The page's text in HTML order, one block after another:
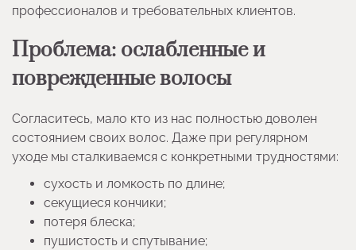
профессионалов и требовательных клиентов.
Проблема: ослабленные и
поврежденные волосы
Согласитесь, мало кто из нас полностью доволен
состоянием своих волос. Даже при регулярном
уходе мы сталкиваемся с конкретными трудностями:
сухость и ломкость по длине;
секущиеся кончики;
потеря блеска;
пушистость и спутывание;